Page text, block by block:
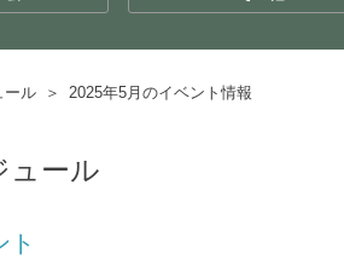
ール ＞ 2025年5月のイベント情報
ュール
ト